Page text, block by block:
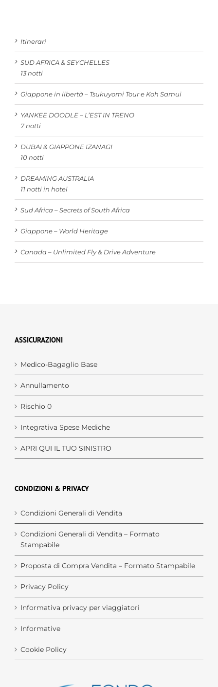
Itinerari
SUD AFRICA & SEYCHELLES
13 notti
Giappone in libertà – Tsukuyomi Tour e Koh Samui
YANKEE DOODLE – L’EST IN TRENO
7 notti
DUBAI & GIAPPONE IZANAGI
10 notti
DREAMING AUSTRALIA
11 notti in hotel
Sud Africa – Secrets of South Africa
Giappone – World Heritage
Canada – Unlimited Fly & Drive Adventure
ASSICURAZIONI
Medico-Bagaglio Base
Annullamento
Rischio 0
Integrativa Spese Mediche
APRI QUI IL TUO SINISTRO
CONDIZIONI & PRIVACY
Condizioni Generali di Vendita
Condizioni Generali di Vendita – Formato
Stampabile
Proposta di Compra Vendita – Formato Stampabile
Privacy Policy
Informativa privacy per viaggiatori
Informative
Cookie Policy